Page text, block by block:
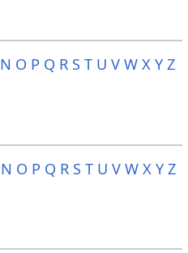
N O P Q R S T U V W X Y Z
N O P Q R S T U V W X Y Z